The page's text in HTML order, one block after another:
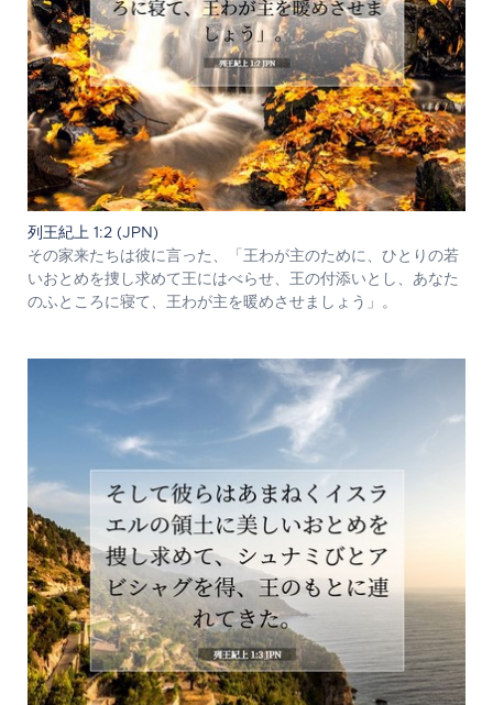
列王紀上 1:2 (JPN)
その家来たちは彼に言った、「王わが主のために、ひとりの若
いおとめを捜し求めて王にはべらせ、王の付添いとし、あなた
のふところに寝て、王わが主を暖めさせましょう」。